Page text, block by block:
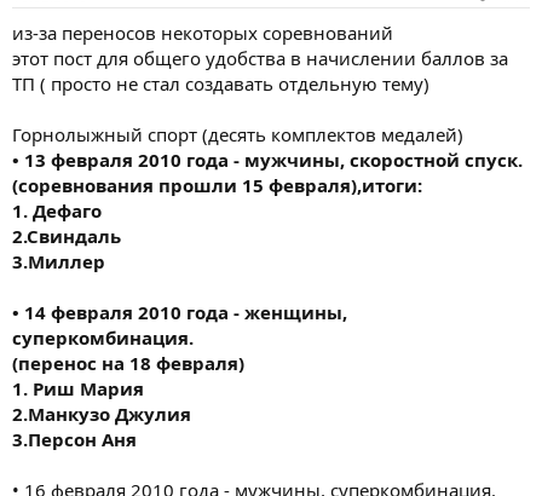
из-за переносов некоторых соревнований
этот пост для общего удобства в начислении баллов за
ТП ( просто не стал создавать отдельную тему)
Горнолыжный спорт (десять комплектов медалей)
• 13 февраля 2010 года - мужчины, скоростной спуск.
(соревнования прошли 15 февраля),итоги:
1. Дефаго
2.Свиндаль
3.Миллер
• 14 февраля 2010 года - женщины,
суперкомбинация.
(перенос на 18 февраля)
1. Риш Мария
2.Манкузо Джулия
3.Персон Аня
• 16 февраля 2010 года - мужчины, суперкомбинация.